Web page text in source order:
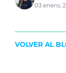
03 enero,
VOLVER AL